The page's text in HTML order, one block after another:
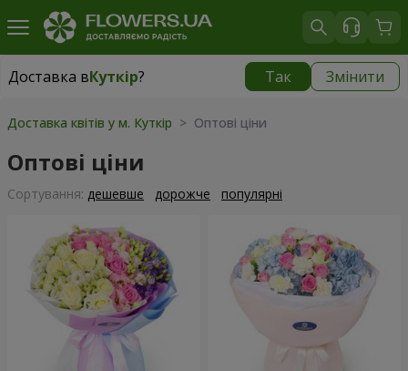
Доставка вКуткір? Так Змінити
Доставка вКуткір|
Доставка квітів у м. Куткір > Оптові ціни
Оптові ціни
Сортування: дешевше дорожче популярні